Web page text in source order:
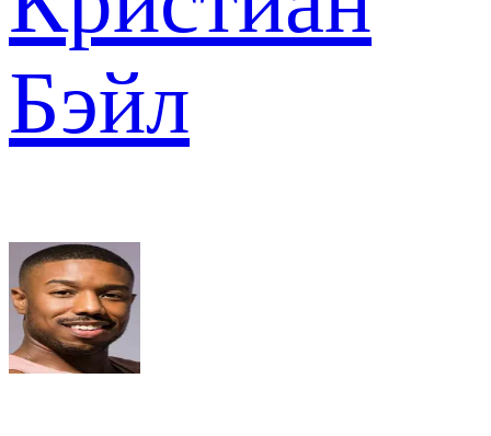
Бэйл